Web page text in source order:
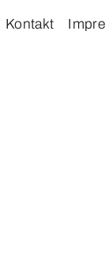
Kontakt